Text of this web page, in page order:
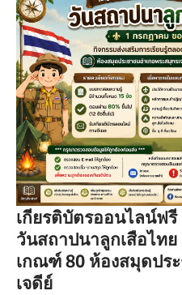
เกียรติบัตรออนไลน์ฟ
วันสถาปนาลูกเสือไท
เกณฑ์ 80 ห้องสมุดปร
เจดีย์